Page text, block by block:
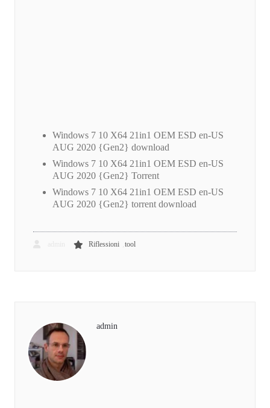
Windows 7 10 X64 21in1 OEM ESD en-US
AUG 2020 {Gen2} download
Windows 7 10 X64 21in1 OEM ESD en-US
AUG 2020 {Gen2} Torrent
Windows 7 10 X64 21in1 OEM ESD en-US
AUG 2020 {Gen2} torrent download
Riflessioni tool
admin